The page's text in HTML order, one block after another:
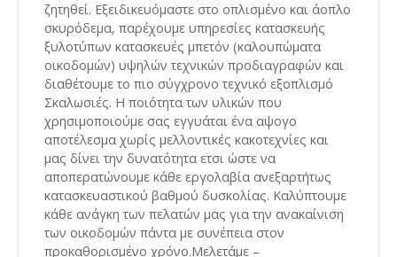
ζητηθεί. Εξειδικευόμαστε στο οπλισμένο και άοπλο
σκυρόδεμα, παρέχουμε υπηρεσίες κατασκευής
ξυλοτύπων κατασκευές μπετόν (καλουπώματα
οικοδομών) υψηλών τεχνικών προδιαγραφών και
διαθέτουμε το πιο σύγχρονο τεχνικό εξοπλισμό
Σκαλωσιές. Η ποιότητα των υλικών που
χρησιμοποιούμε σας εγγυάται ένα αψογο
αποτέλεσμα χωρίς μελλοντικές κακοτεχνίες και
μας δίνει την δυνατότητα ετσι ώστε να
αποπερατώνουμε κάθε εργολαβία ανεξαρτήτως
κατασκευαστικού βαθμού δυσκολίας. Καλύπτουμε
κάθε ανάγκη των πελατών μας για την ανακαίνιση
των οικοδομών πάντα με συνέπεια στον
προκαθορισμένο χρόνο.Μελετάμε –